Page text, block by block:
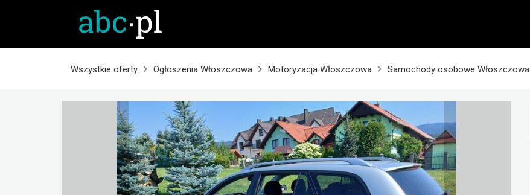
Wszystkie oferty Ogłoszenia Włoszczowa Motoryzacja Włoszczowa Samochody osobowe Włoszczowa